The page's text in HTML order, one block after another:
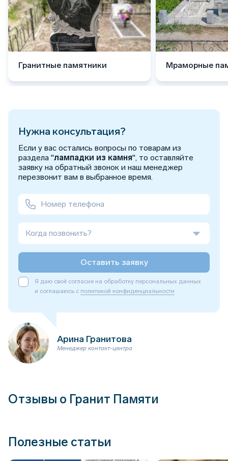
Гранитные памятники Мраморные
Нужна консультация?
Если у вас остались вопросы по товарам из
раздела "лампадки из камня", то оставляйте
заявку на обратный звонок и наш менеджер
перезвонит вам в выбранное время.
Когда позвонить?
Оставить заявку
Я даю своё согласие на обработку персональных данных
и соглашаюсь с политикой конфиденциальности
Арина Гранитова
Менеджер контакт-центра
Отзывы о Гранит Памяти
Полезные статьи